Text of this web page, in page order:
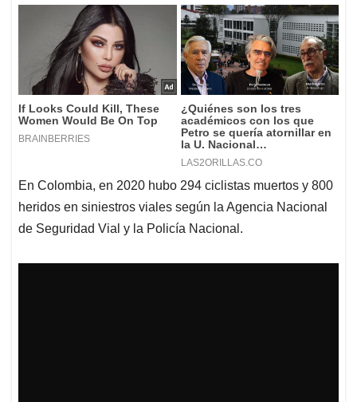
En Colombia, en 2020 hubo 294 ciclistas muertos y 800
heridos en siniestros viales según la Agencia Nacional
de Seguridad Vial y la Policía Nacional.